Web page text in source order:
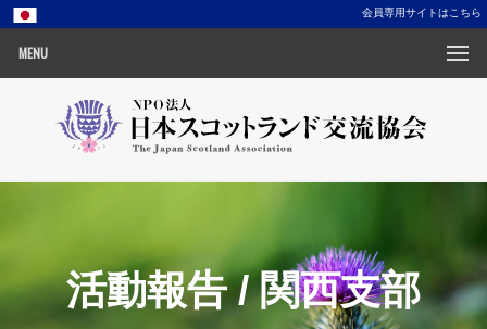
会員専用サイトはこちら
MENU
活動報告 / 関西支部